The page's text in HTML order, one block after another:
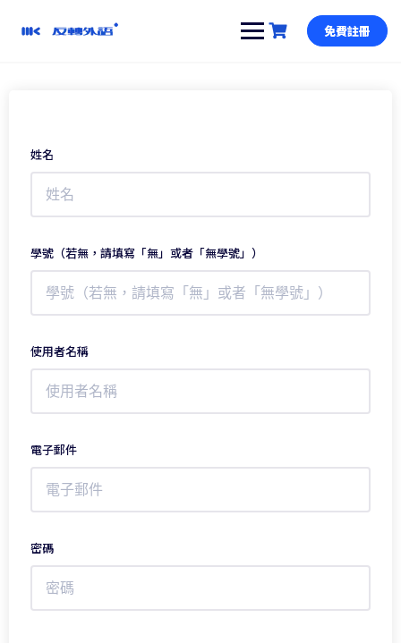
免費註冊
姓名
學號（若無，請填寫「無」或者「無學號」）
使用者名稱
電子郵件
密碼